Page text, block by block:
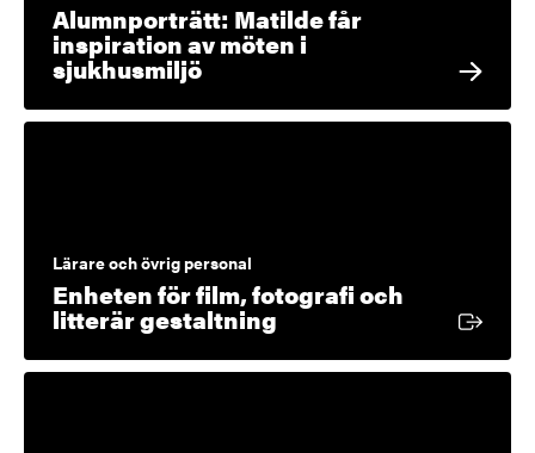
Alumnporträtt: Matilde får
inspiration av möten i
sjukhusmiljö
Lärare och övrig personal
Enheten för film, fotografi och
litterär gestaltning Extern länk